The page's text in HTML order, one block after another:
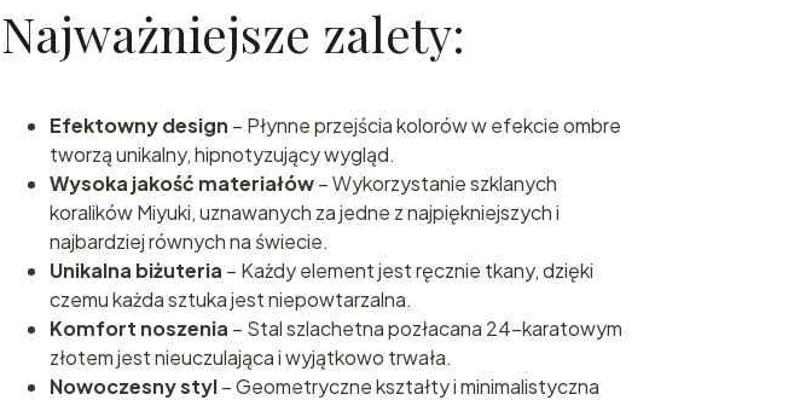
Najważniejsze zalety:
Efektowny design – Płynne przejścia kolorów w efekcie ombre
tworzą unikalny, hipnotyzujący wygląd.
Wysoka jakość materiałów– Wykorzystanie szklanych
koralików Miyuki, uznawanych za jedne z najpiękniejszych i
najbardziej równych na świecie.
Unikalna biżuteria – Każdy element jest ręcznie tkany, dzięki
czemu każda sztuka jest niepowtarzalna.
Komfort noszenia – Stal szlachetna pozłacana 24-karatowym
złotem jest nieuczulająca i wyjątkowo trwała.
Nowoczesny styl– Geometryczne kształty i minimalistyczna